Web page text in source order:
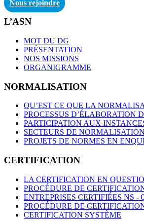
Nous rejoindre
L’ASN
MOT DU DG
PRÉSENTATION
NOS MISSIONS
ORGANIGRAMME
NORMALISATION
QU’EST CE QUE LA
PROCESSUS D’ÉLABORATION
PARTICIPATION AUX
SECTEURS DE
PROJETS DE NORMES EN
CERTIFICATION
LA CERTIFICATION EN
PROCÉDURE DE
ENTREPRISES CERTIFIÉES NS -
PROCÉDURE DE
CERTIFICATION SYSTÈME